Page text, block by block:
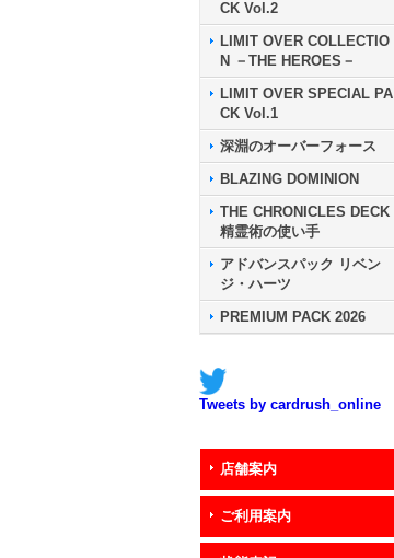
CK Vol.2
LIMIT OVER COLLECTIO
N －THE HEROES－
LIMIT OVER SPECIAL PA
CK Vol.1
深淵のオーバーフォース
BLAZING DOMINION
THE CHRONICLES DECK
精霊術の使い手
アドバンスパック リベン
ジ・ハーツ
PREMIUM PACK 2026
Tweets by cardrush_online
店舗案内
ご利用案内